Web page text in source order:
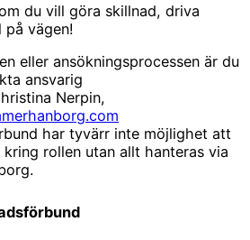
du vill göra skillnad, driva
vägen!
eller ansökningsprocessen är du
ansvarig
Nerpin,
har tyvärr inte möjlighet att
rollen utan allt hanteras via